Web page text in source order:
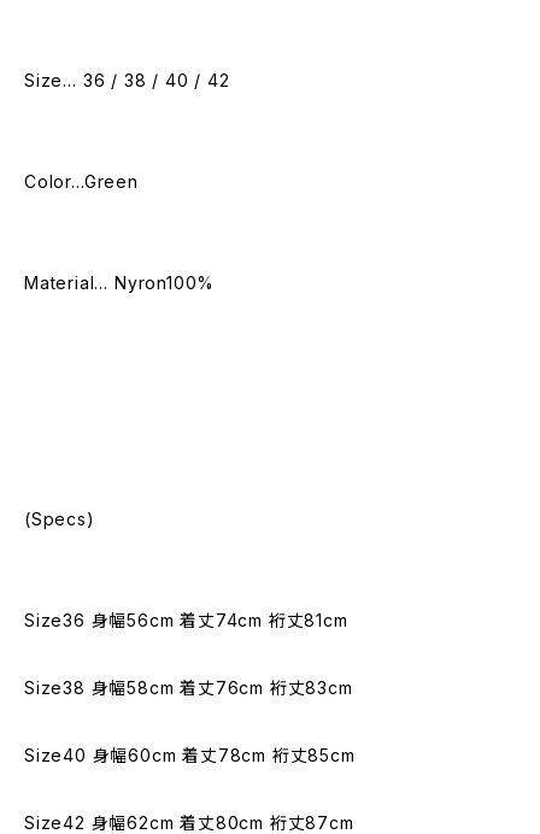
Size… 36 / 38 / 40 / 42
Color…Green
Material… Nyron100%
(Specs)
Size36 身幅56cm 着丈74cm 裄丈81cm
Size38 身幅58cm 着丈76cm 裄丈83cm
Size40 身幅60cm 着丈78cm 裄丈85cm
Size42 身幅62cm 着丈80cm 裄丈87cm